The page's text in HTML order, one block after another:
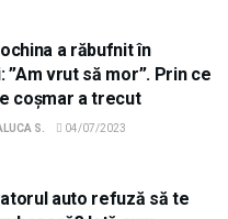
a răbufnit în
”Am vrut să mor”. Prin ce
coșmar a trecut
S. 04/07/2023
auto refuză să te